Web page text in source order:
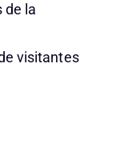
de la
visitantes